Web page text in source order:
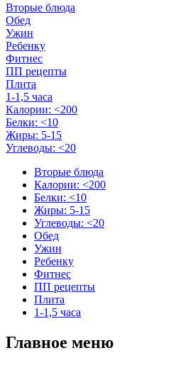
Вторые блюда
Обед
Ужин
Ребенку
Фитнес
ПП рецепты
Плита
1-1,5 часа
Калории: <200
Белки: <10
Жиры: 5-15
Углеводы: <20
Вторые блюда
Калории: <200
Белки: <10
Жиры: 5-15
Углеводы: <20
Обед
Ужин
Ребенку
Фитнес
ПП рецепты
Плита
1-1,5 часа
Главное меню